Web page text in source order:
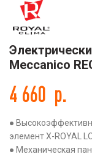
Meccanico
4 660 р.
●
элемент X-ROYAL
● Механическая